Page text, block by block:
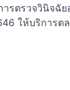
ตรวจวินิจฉัย
ให้บริการต